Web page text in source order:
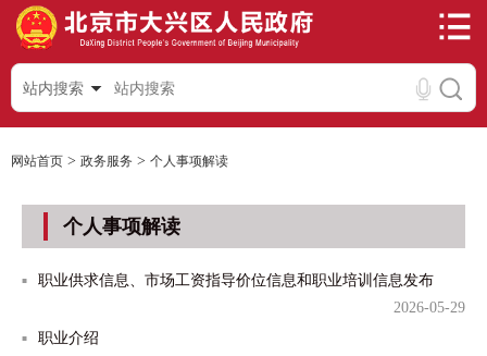
站内搜索
网站首页 > 政务服务 > 个人事项解读
个人事项解读
职业供求信息、市场工资指导价位信息和职业培训信息发布
2026-05-29
职业介绍